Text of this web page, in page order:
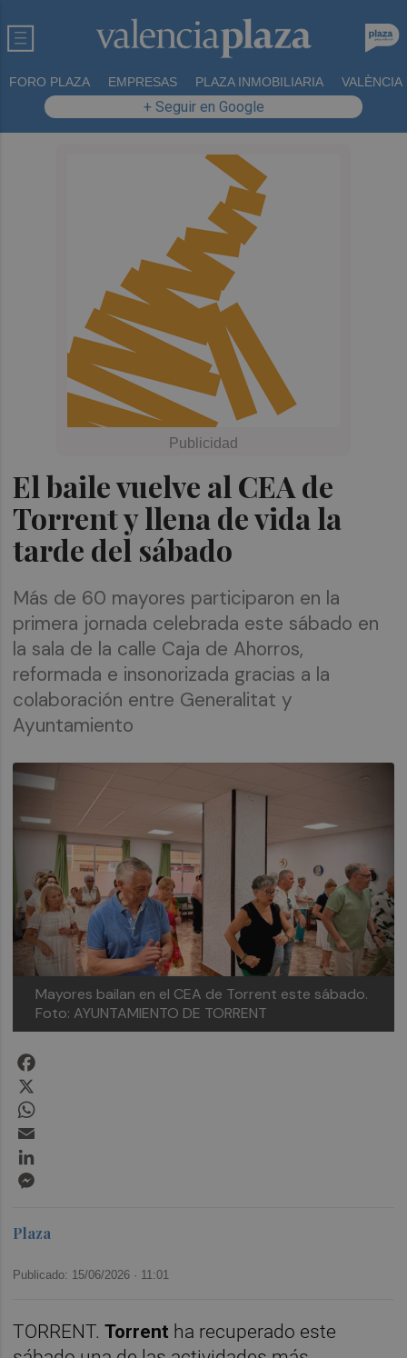
FORO PLAZA EMPRESAS PLAZA INMOBILIARIA VALÈNCIA
+ Seguir en Google
El baile vuelve al CEA de
Torrent y llena de vida la
tarde del sábado
Más de 60 mayores participaron en la
primera jornada celebrada este sábado en
la sala de la calle Caja de Ahorros,
reformada e insonorizada gracias a la
colaboración entre Generalitat y
Ayuntamiento
Mayores bailan en el CEA de Torrent este sábado.
Foto: AYUNTAMIENTO DE TORRENT
Plaza
Publicado: 15/06/2026 · 11:01
TORRENT.Torrent ha recuperado este